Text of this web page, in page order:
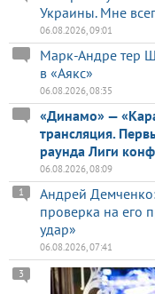
Украины. Мне
06.08.2026, 09:01
Марк-Андре тер
в «Аякс»
06.08.2026, 08:35
«Динамо» —
трансляция.
раунда Лиги
06.08.2026, 08:09
Андрей
проверка на его
удар»
1
06.08.2026, 07:41
3